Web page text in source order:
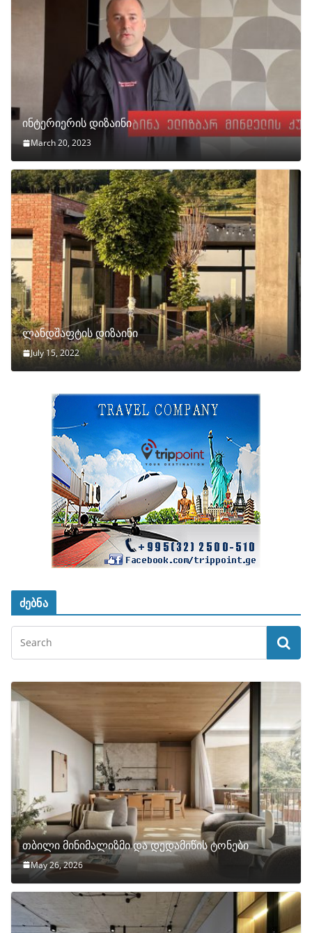
ინტერიერის დიზაინი
March 20, 2023
ლანდშაფტის დიზაინი
July 15, 2022
ძებნა
თბილი მინიმალიზმი და დედამიწის ტონები
May 26, 2026